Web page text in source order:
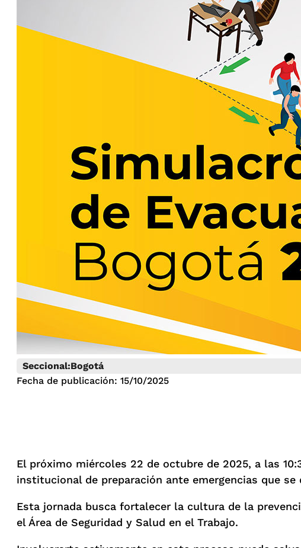
Seccional:Bogotá
Fecha de publicación: 15/10/2025
El próximo miércoles 22 de octubre de 2025, a las
institucional de preparación ante emergencias que
Esta jornada busca fortalecer la cultura de la
el Área de Seguridad y Salud en el Trabajo.